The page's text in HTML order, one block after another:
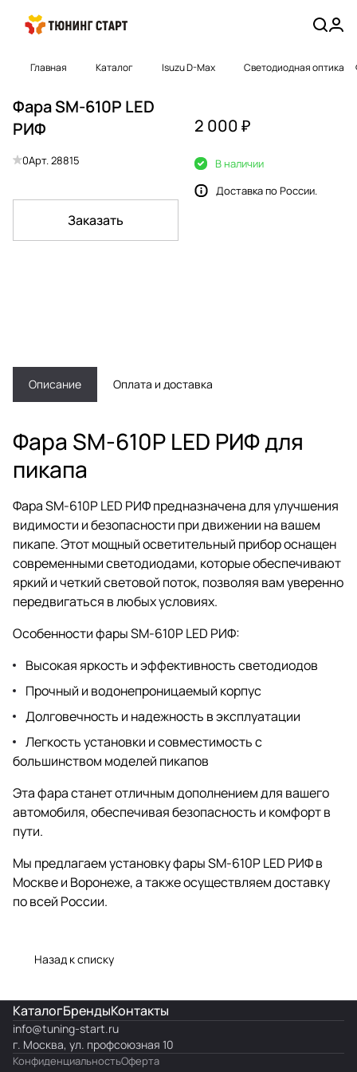
Главная Каталог Isuzu D-Max Светодиодная оптика
Фара SM-610P LED
РИФ
0Арт.28815
Заказать
2 000 ₽
В наличии
Доставка по России.
Описание Оплата и доставка
Фара SM-610P LED РИФ для
пикапа
Фара SM-610P LED РИФ предназначена для улучшения
видимости и безопасности при движении на вашем
пикапе. Этот мощный осветительный прибор оснащен
современными светодиодами, которые обеспечивают
яркий и четкий световой поток, позволяя вам уверенно
передвигаться в любых условиях.
Особенности фары SM-610P LED РИФ:
Высокая яркость и эффективность светодиодов
Прочный и водонепроницаемый корпус
Долговечность и надежность в эксплуатации
Легкость установки и совместимость с
большинством моделей пикапов
Эта фара станет отличным дополнением для вашего
автомобиля, обеспечивая безопасность и комфорт в
пути.
Мы предлагаем установку фары SM-610P LED РИФ в
Москве и Воронеже, а также осуществляем доставку
по всей России.
Назад к списку
КаталогБрендыКонтакты
info@tuning-start.ru
г. Москва, ул. профсоюзная 10
КонфиденциальностьОферта